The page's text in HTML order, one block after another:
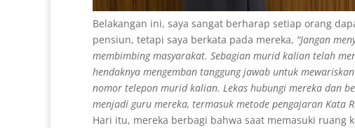
Belakangan ini, saya sangat berharap setiap orang
pensiun, tetapi saya berkata pada mereka, “Jangan
membimbing masyarakat. Sebagian murid kalian telah
hendaknya mengemban tanggung jawab untuk
nomor telepon murid kalian. Lekas hubungi mereka dan
menjadi guru mereka, termasuk metode pengajaran Kata
Hari itu, mereka berbagi bahwa saat memasuki ruang